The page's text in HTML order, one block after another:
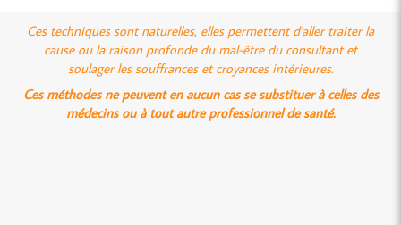
Ces techniques sont naturelles, elles permettent d'aller traiter la
cause ou la raison profonde du mal-être du consultant et
soulager les souffrances et croyances intérieures.
Ces méthodes ne peuvent en aucun cas se substituer à celles des
médecins ou à tout autre professionnel de santé.